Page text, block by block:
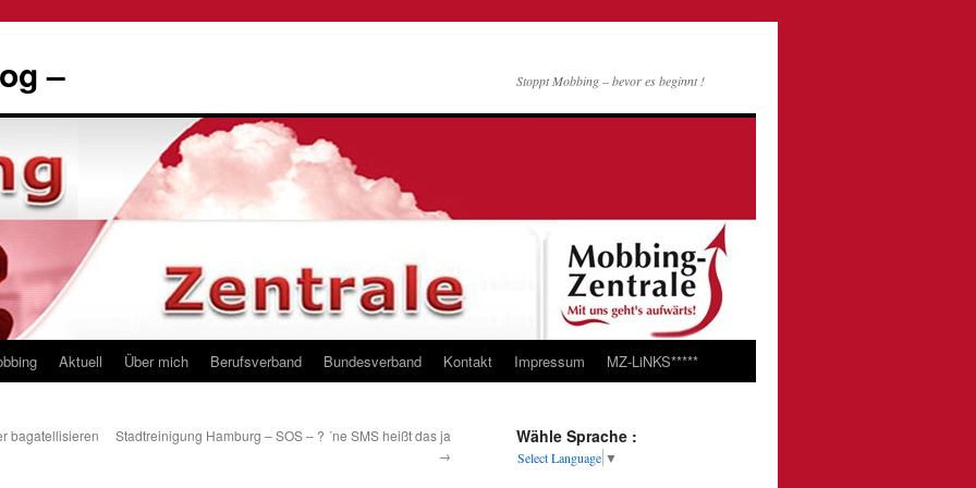
– Stoppt Mobbing – bevor es beginnt !
Aktuell Über mich Berufsverband Bundesverband Kontakt Impressum MZ-LiNKS*****
bagatellisieren
Stadtreinigung Hamburg – SOS – ? ´ne SMS heißt das ja
→
Wähle Sprache :
Select Language ▼